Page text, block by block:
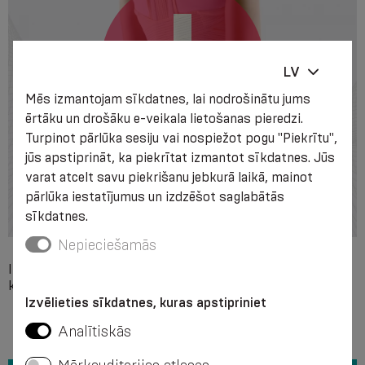
Individuāla nesaderība ar kādu no izstrādājuma izejvielu
komponentiem, izteiktas vietējās ādas saslimšanas.
LV
Mēs izmantojam sīkdatnes, lai nodrošinātu jums
ērtāku un drošāku e-veikala lietošanas pieredzi.
Turpinot pārlūka sesiju vai nospiežot pogu "Piekrītu",
jūs apstiprināt, ka piekrītat izmantot sīkdatnes. Jūs
varat atcelt savu piekrišanu jebkurā laikā, mainot
pārlūka iestatījumus un izdzēšot saglabātās
sīkdatnes.
Nepieciešamās
Izvēlieties sīkdatnes, kuras apstipriniet
Analītiskās